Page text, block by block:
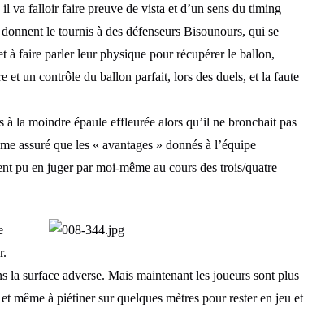
va falloir faire preuve de vista et d’un sens du timing
le tournis à des défenseurs Bisounours, qui se
à faire parler leur physique pour récupérer le ballon,
et un contrôle du ballon parfait, lors des duels, et la faute
la moindre épaule effleurée alors qu’il ne bronchait pas
assuré que les « avantages » donnés à l’équipe
pu en juger par moi-même au cours des trois/quatre
la surface adverse. Mais maintenant les joueurs sont plus
même à piétiner sur quelques mètres pour rester en jeu et